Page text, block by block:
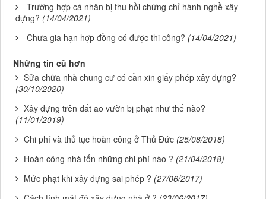
Trường hợp cá nhân bị thu hồi chứng chỉ hành nghề xây
dựng? (14/04/2021)
Chưa gia hạn hợp đồng có được thi công? (14/04/2021)
Những tin cũ hơn
Sửa chữa nhà chung cư có cần xin giấy phép xây dựng?
(30/10/2020)
Xây dựng trên đất ao vườn bị phạt như thế nào?
(11/01/2019)
Chi phí và thủ tục hoàn công ở Thủ Đức (25/08/2018)
Hoàn công nhà tốn những chi phí nào ? (21/04/2018)
Mức phạt khi xây dựng sai phép ? (27/06/2017)